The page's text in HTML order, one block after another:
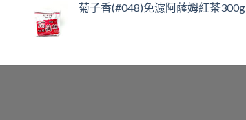
菊子香(#048)免濾阿薩姆紅茶300g